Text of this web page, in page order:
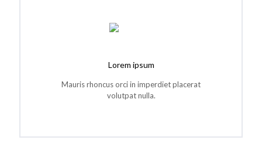
Lorem ipsum
Mauris rhoncus orci in imperdiet placerat
volutpat nulla.